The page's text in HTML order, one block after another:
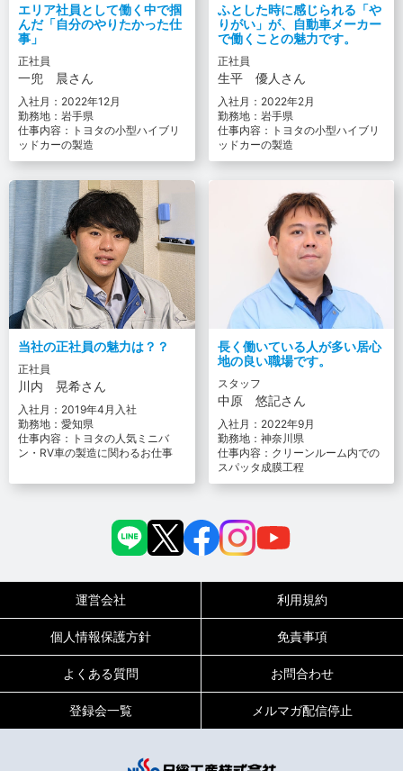
エリア社員として働く中で掴
んだ「自分のやりたかった仕
事」
正社員
一兜 晨さん
入社月：2022年12月
勤務地：岩手県
仕事内容：トヨタの小型ハイブリ
ッドカーの製造
ふとした時に感じられる「や
りがい」が、自動車メーカー
で働くことの魅力です。
正社員
生平 優人さん
入社月：2022年2月
勤務地：岩手県
仕事内容：トヨタの小型ハイブリ
ッドカーの製造
当社の正社員の魅力は？？
正社員
川内 晃希さん
入社月：2019年4月入社
勤務地：愛知県
仕事内容：トヨタの人気ミニバ
ン・RV車の製造に関わるお仕事
長く働いている人が多い居心
地の良い職場です。
スタッフ
中原 悠記さん
入社月：2022年9月
勤務地：神奈川県
仕事内容：クリーンルーム内での
スパッタ成膜工程
運営会社 利用規約
個人情報保護方針 免責事項
よくある質問 お問合わせ
登録会一覧 メルマガ配信停止